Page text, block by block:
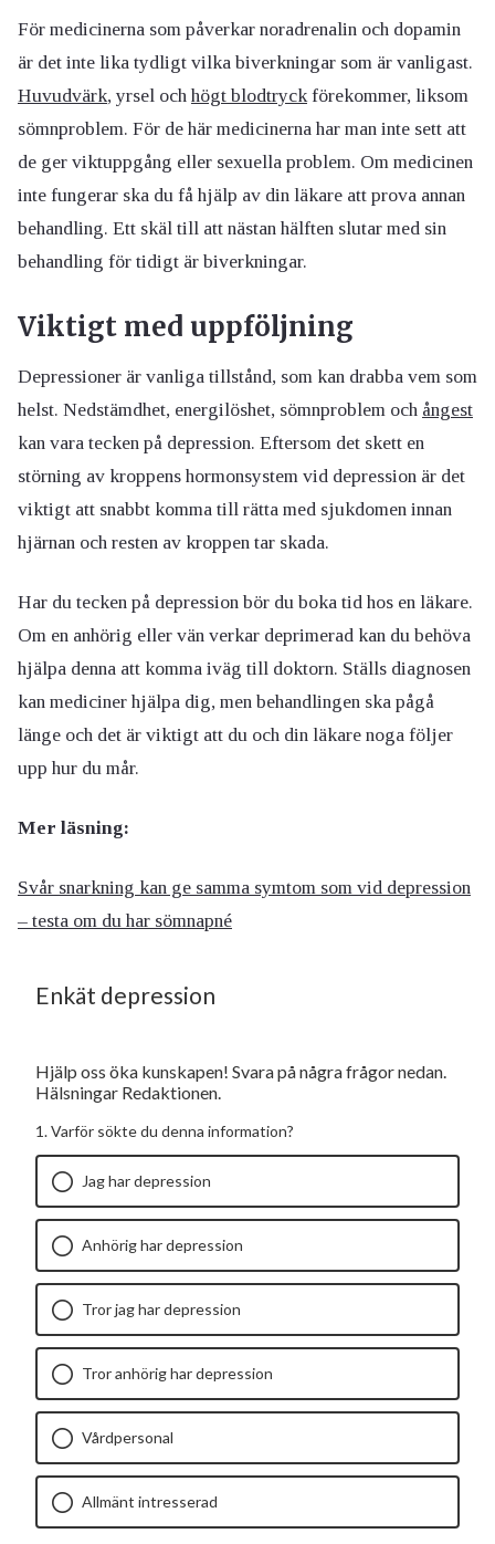
För medicinerna som påverkar noradrenalin och dopamin
är det inte lika tydligt vilka biverkningar som är vanligast.
Huvudvärk, yrsel och högt blodtryckförekommer, liksom
sömnproblem. För de här medicinerna har man inte sett att
de ger viktuppgång eller sexuella problem. Om medicinen
inte fungerar ska du få hjälp av din läkare att prova annan
behandling. Ett skäl till att nästan hälften slutar med sin
behandling för tidigt är biverkningar.
Viktigt med uppföljning
Depressioner är vanliga tillstånd, som kan drabba vem som
helst. Nedstämdhet, energilöshet, sömnproblem och ångest
kan vara tecken på depression. Eftersom det skett en
störning av kroppens hormonsystem vid depression är det
viktigt att snabbt komma till rätta med sjukdomen innan
hjärnan och resten av kroppen tar skada.
Har du tecken på depression bör du boka tid hos en läkare.
Om en anhörig eller vän verkar deprimerad kan du behöva
hjälpa denna att komma iväg till doktorn. Ställs diagnosen
kan mediciner hjälpa dig, men behandlingen ska pågå
länge och det är viktigt att du och din läkare noga följer
upp hur du mår.
Mer läsning:
Svår snarkning kan ge samma symtom som vid depression
– testa om du har sömnapné